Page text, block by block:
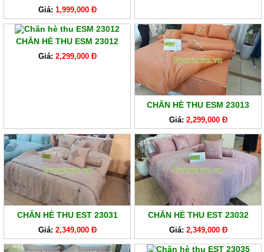
Giá: 1,999,000 Đ
CHĂN HÈ THU ESM 23012
Giá: 2,299,000 Đ
CHĂN HÈ THU ESM 23013
Giá: 2,299,000 Đ
CHĂN HÈ THU EST 23031
Giá: 2,349,000 Đ
CHĂN HÈ THU EST 23032
Giá: 2,349,000 Đ